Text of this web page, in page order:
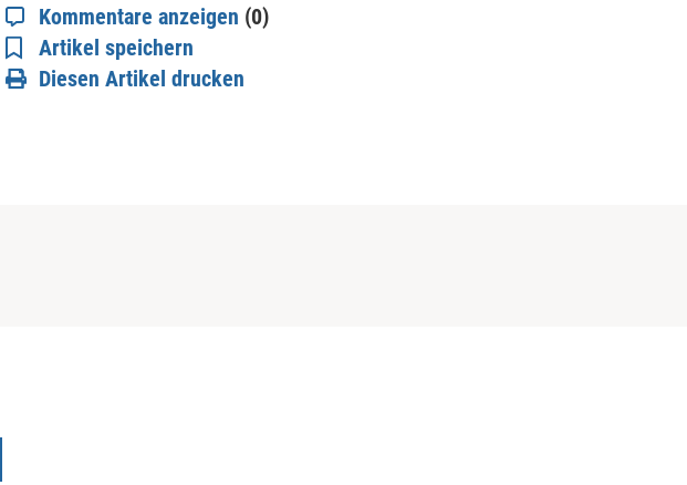
Kommentare anzeigen (0)
Artikel speichern
Diesen Artikel drucken